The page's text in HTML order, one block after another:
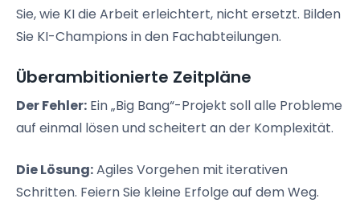
Sie, wie KI die Arbeit erleichtert, nicht ersetzt. Bilden
Sie KI-Champions in den Fachabteilungen.
Überambitionierte Zeitpläne
Der Fehler: Ein „Big Bang“-Projekt soll alle Probleme
auf einmal lösen und scheitert an der Komplexität.
Die Lösung:Agiles Vorgehen mit iterativen
Schritten. Feiern Sie kleine Erfolge auf dem Weg.